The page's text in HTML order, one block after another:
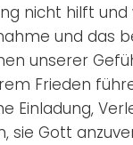
nicht hilft und
und das
unserer
Frieden
Einladung,
sie Gott